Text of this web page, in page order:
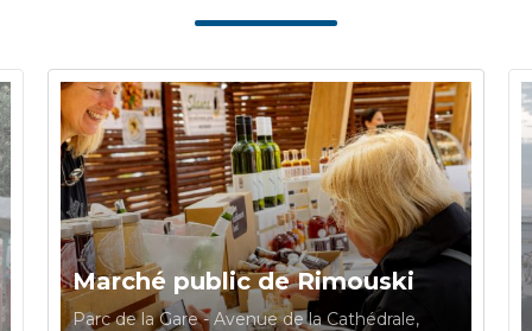
Marché public de Rimouski
Parc de la Gare - Avenue de la Cathédrale,